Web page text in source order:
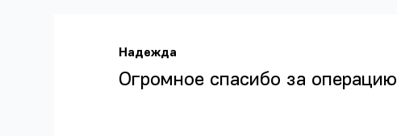
Надежда
Огромное спасибо за операцию